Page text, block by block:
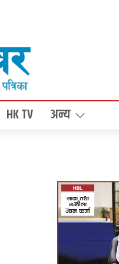
HK TV अन्य